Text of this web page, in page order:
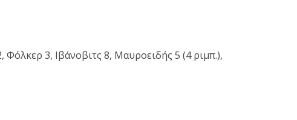
Φόλκερ 3, Ιβάνοβιτς 8, Μαυροειδής 5 (4 ριμπ.),